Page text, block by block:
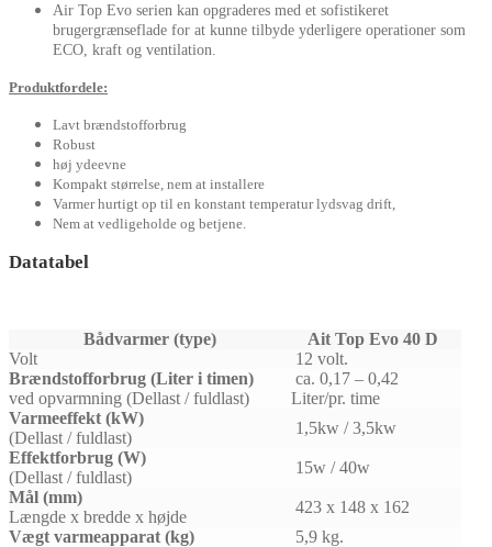
Air Top Evo serien kan opgraderes med et sofistikeret
brugergrænseflade for at kunne tilbyde yderligere operationer som
ECO , kraft og ventilation.
Produktfordele:
Lavt brændstofforbrug
Robust
høj ydeevne
Kompakt størrelse, nem at installere
Varmer hurtigt op til en konstant temperatur lydsvag drift,
Nem at vedligeholde og betjene.
Datatabel
Bådvarmer (type)
Ait Top Evo 40 D
Volt
12 volt.
Brændstofforbrug (Liter i timen)
ved opvarmning (Dellast / fuldlast)
ca. 0,17 – 0,42
Liter/pr. time
Varmeeffekt (kW)
(Dellast / fuldlast)
1,5kw / 3,5kw
Effektforbrug (W)
(Dellast / fuldlast)
15w / 40w
Mål (mm)
Længde x bredde x højde
423 x 148 x 162
Vægt varmeapparat (kg)
5,9 kg.